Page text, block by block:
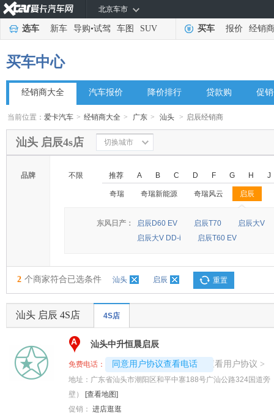
北京车市
选车 新车 导购•试驾 车图 SUV 买车 报价 经销商
买车中心
经销商大全 汽车报价 降价排行 贷款购 促
当前位置：爱卡汽车 > 经销商大全 > 广东 > 汕头 > 启辰经销商
汕头 启辰4s店 切换城市
品牌 不限 推荐 A B C D F G H J
奇瑞 奇瑞新能源 奇瑞风云 启辰
◆
◆
东风日产： 启辰D60 EV 启辰T70
启辰大V
启辰大V DD-i
启辰T60 EV
2 个商家符合已选条件 汕头 启辰 重置
汕头 启辰 4S店 4S店
A 汕头中升恒晨启辰
免费电话： 同意用户协议查看电话
4008192707-9647 查看用户协议 >
地址： 广东省汕头市潮阳区和平中寨188号广汕公路324国道旁
壁）
[查看地图]
促销： 进店逛逛